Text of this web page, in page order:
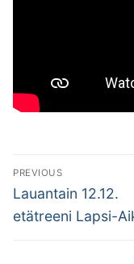
Artikkelien
selaus
PREVIOUS
Previous
post:
Lauantain 12.12.
etätreeni Lapsi-